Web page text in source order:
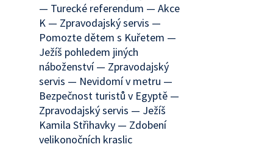
— Turecké referendum — Akce
K — Zpravodajský servis —
Pomozte dětem s Kuřetem —
Ježíš pohledem jiných
náboženství — Zpravodajský
servis — Nevidomí v metru —
Bezpečnost turistů v Egyptě —
Zpravodajský servis — Ježíš
Kamila Střihavky — Zdobení
velikonočních kraslic